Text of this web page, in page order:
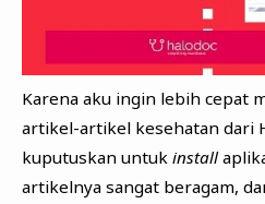
Karena aku ingin lebih cepat
artikel-artikel kesehatan dari
kuputuskan untuk install
artikelnya sangat beragam,